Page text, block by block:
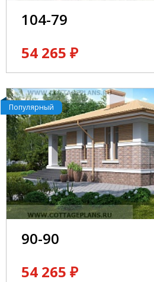
104-79
54 265 ₽
Популярный
90-90
54 265 ₽